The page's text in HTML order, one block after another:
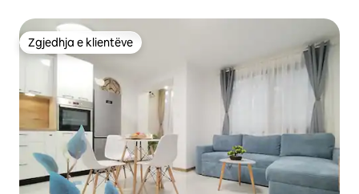
Zgjedhja e klientëve
Zgjedhja e klientëve